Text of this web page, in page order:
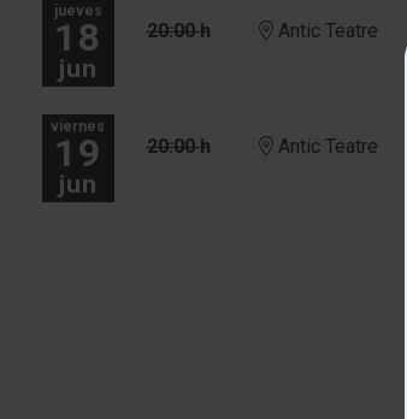
jueves
18
jun
20:00 h Antic Teatre
viernes
19
jun
20:00 h Antic Teatre